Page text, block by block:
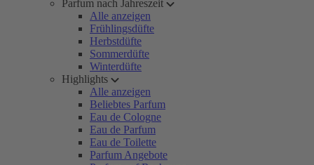
Parfum nach Jahreszeit
Alle anzeigen
Frühlingsdüfte
Herbstdüfte
Sommerdüfte
Winterdüfte
Highlights
Alle anzeigen
Beliebtes Parfum
Eau de Cologne
Eau de Parfum
Eau de Toilette
Parfum Angebote